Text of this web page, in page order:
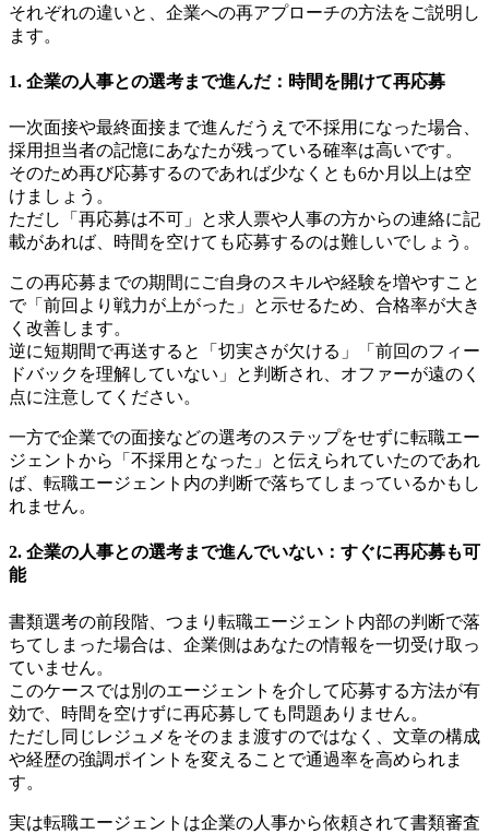
それぞれの違いと、企業への再アプローチの方法をご説明し
ます。
1. 企業の人事との選考まで進んだ：時間を開けて再応募
一次面接や最終面接まで進んだうえで不採用になった場合、
採用担当者の記憶にあなたが残っている確率は高いです。
そのため再び応募するのであれば少なくとも6か月以上は空
けましょう。
ただし「再応募は不可」と求人票や人事の方からの連絡に記
載があれば、時間を空けても応募するのは難しいでしょう。
この再応募までの期間にご自身のスキルや経験を増やすこと
で「前回より戦力が上がった」と示せるため、合格率が大き
く改善します。
逆に短期間で再送すると「切実さが欠ける」「前回のフィー
ドバックを理解していない」と判断され、オファーが遠のく
点に注意してください。
一方で企業での面接などの選考のステップをせずに転職エー
ジェントから「不採用となった」と伝えられていたのであれ
ば、転職エージェント内の判断で落ちてしまっているかもし
れません。
2. 企業の人事との選考まで進んでいない：すぐに再応募も可
能
書類選考の前段階、つまり転職エージェント内部の判断で落
ちてしまった場合は、企業側はあなたの情報を一切受け取っ
ていません。
このケースでは別のエージェントを介して応募する方法が有
効で、時間を空けずに再応募しても問題ありません。
ただし同じレジュメをそのまま渡すのではなく、文章の構成
や経歴の強調ポイントを変えることで通過率を高められま
す。
実は転職エージェントは企業の人事から依頼されて書類審査